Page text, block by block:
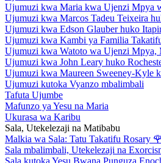
Ujumuzi kwa Maria kwa Ujenzi Mpya
Ujumuzi kwa Marcos Tadeu Teixeira
Ujumuzi kwa Edson Glauber huko
Ujumuzi kwa Kambi ya Familia
Ujumuzi kwa Watoto wa Ujenzi Mpya,
Ujumuzi kwa John Leary huko
Ujumuzi kwa Maureen Sweeney-Kyle
Ujumuzi kutoka Vyanzo mbalimbali
Tafuta Ujumbe
Mafunzo ya Yesu na Maria
Ukurasa wa Karibu
Sala, Utekelezaji na Matibabu
Malkia wa Sala: Tatu Takatifu Rosary 🌹
Sala mbalimbali, Utekelezaji na
Sala kutoka Yesu Bwana Punguza